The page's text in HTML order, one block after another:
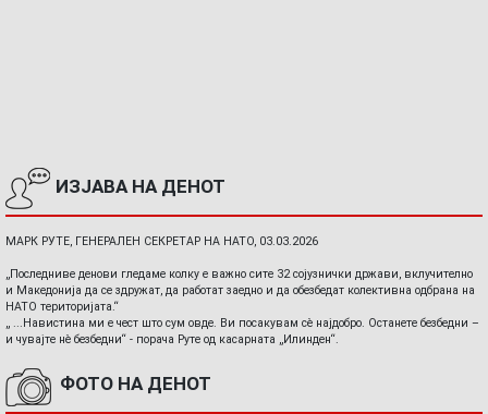
ИЗЈАВА НА ДЕНОТ
МАРК РУТЕ, ГЕНЕРАЛЕН СЕКРЕТАР НА НАТО, 03.03.2026
„Последниве денови гледаме колку е важно сите 32 сојузнички држави, вклучително
и Македонија да се здружат, да работат заедно и да обезбедат колективна одбрана на
НАТО територијата.“
„ ...Навистина ми е чест што сум овде. Ви посакувам сè најдобро. Останете безбедни –
и чувајте нè безбедни“ - порача Руте од касарната „Илинден“.
ФОТО НА ДЕНОТ